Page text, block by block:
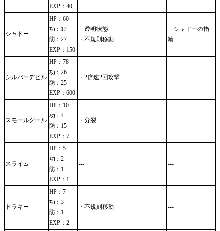
EXP：40
シャドー
HP：60
功：17
防：27
EXP：150
・透明状態
・不規則移動
・シャドーの指
輪
シルバーデビル
HP：78
功：26
防：25
EXP：600
・2倍速2回攻撃 ---
スモールグール
HP：10
功：4
防：15
EXP：7
・分裂 ---
スライム
HP：5
功：2
防：1
EXP：1
--- ---
ドラキー
HP：7
功：3
防：1
EXP：2
・不規則移動 ---